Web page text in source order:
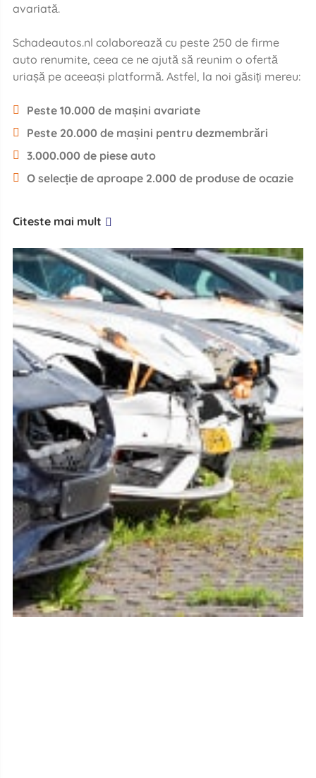
avariată.
Schadeautos.nl colaborează cu peste 250 de firme
auto renumite, ceea ce ne ajută să reunim o ofertă
uriașă pe aceeași platformă. Astfel, la noi găsiți mereu:
Peste 10.000 de mașini avariate
Peste 20.000 de mașini pentru dezmembrări
3.000.000 de piese auto
O selecție de aproape 2.000 de produse de ocazie
Citeste mai mult